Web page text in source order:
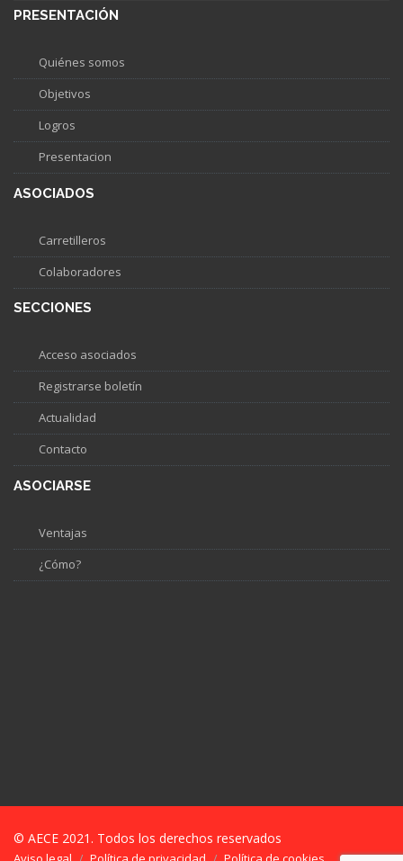
PRESENTACIÓN
Quiénes somos
Objetivos
Logros
Presentacion
ASOCIADOS
Carretilleros
Colaboradores
SECCIONES
Acceso asociados
Registrarse boletín
Actualidad
Contacto
ASOCIARSE
Ventajas
¿Cómo?
© AECE 2021. Todos los derechos reservados